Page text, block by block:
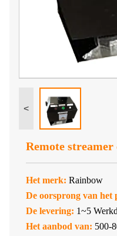
<
Remote
Het merk: Rainbow
De oorsprong van het
De levering: 1~5
Het aanbod van: 500-